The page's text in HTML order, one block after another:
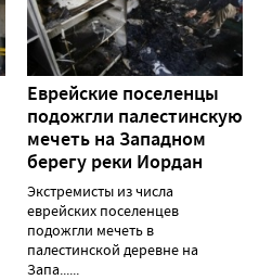
Еврейские поселенцы
подожгли палестинскую
мечеть на Западном
берегу реки Иордан
Экстремисты из числа
еврейских поселенцев
подожгли мечеть в
палестинской деревне на
Запа......